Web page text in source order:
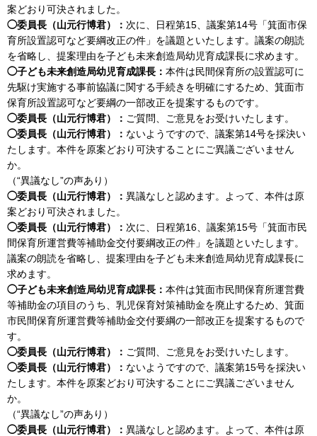
案どおり可決されました。
◯委員長（山元行博君）： 次に、日程第15、議案第14号「箕面市保
育所設置認可など要綱改正の件」を議題といたします。議案の朗読
を省略し、提案理由を子ども未来創造局幼児育成課長に求めます。
◯子ども未来創造局幼児育成課長： 本件は民間保育所の設置認可に
先駆け実施する事前協議に関する手続きを明確にするため、箕面市
保育所設置認可など要綱の一部改正を提案するものです。
◯委員長（山元行博君）： ご質問、ご意見をお受けいたします。
◯委員長（山元行博君）： ないようですので、議案第14号を採決い
たします。本件を原案どおり可決することにご異議ございません
か。
（“異議なし”の声あり）
◯委員長（山元行博君）： 異議なしと認めます。よって、本件は原
案どおり可決されました。
◯委員長（山元行博君）： 次に、日程第16、議案第15号「箕面市民
間保育所運営費等補助金交付要綱改正の件」を議題といたします。
議案の朗読を省略し、提案理由を子ども未来創造局幼児育成課長に
求めます。
◯子ども未来創造局幼児育成課長： 本件は箕面市民間保育所運営費
等補助金の項目のうち、乳児保育対策補助金を廃止するため、箕面
市民間保育所運営費等補助金交付要綱の一部改正を提案するもので
す。
◯委員長（山元行博君）： ご質問、ご意見をお受けいたします。
◯委員長（山元行博君）： ないようですので、議案第15号を採決い
たします。本件を原案どおり可決することにご異議ございません
か。
（“異議なし”の声あり）
◯委員長（山元行博君）： 異議なしと認めます。よって、本件は原